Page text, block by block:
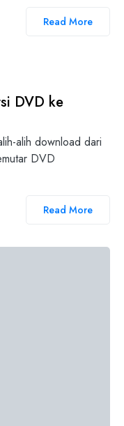
Read More
DVD ke
alih download dari
DVD
Read More